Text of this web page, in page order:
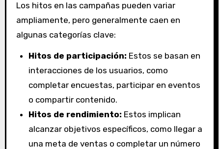
Los hitos en las campañas pueden variar
ampliamente, pero generalmente caen en
algunas categorías clave:
Hitos de participación: Estos se basan en
interacciones de los usuarios, como
completar encuestas, participar en eventos
o compartir contenido.
Hitos de rendimiento: Estos implican
alcanzar objetivos específicos, como llegar a
una meta de ventas o completar un número